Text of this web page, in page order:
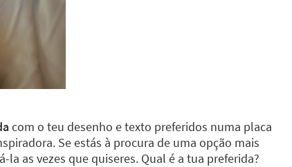
com o teu desenho e texto preferidos numa placa
Se estás à procura de uma opção mais
la as vezes que quiseres. Qual é a tua preferida?